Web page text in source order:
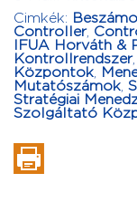
Cimkék:
Controller,
IFUA Horváth &
Kontrollrendszer,
Központok,
Mutatószámok,
Stratégiai
Szolgáltató